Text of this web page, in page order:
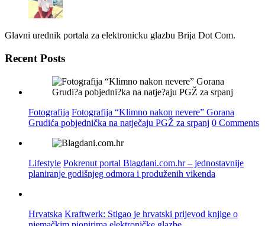
Glavni urednik portala za elektronicku glazbu Brija Dot Com.
Recent Posts
Fotografija Fotografija “Klimno nakon nevere” Gorana
Grudića pobjednička na natječaju PGŽ za srpanj 0 Comments
Lifestyle Pokrenut portal Blagdani.com.hr – jednostavnije
planiranje godišnjeg odmora i produženih vikenda
Hrvatska Kraftwerk: Stigao je hrvatski prijevod knjige o